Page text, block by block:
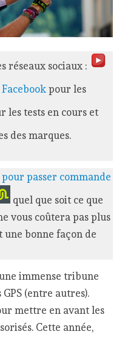
réseaux sociaux :
Facebookpour les
les tests en cours et
des marques.
passer commande
quel que soit ce que
vous coûtera pas plus
une bonne façon de
immense tribune
(entre autres).
mettre en avant les
Cette année,